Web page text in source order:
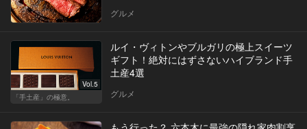
グルメ
Vol.5
「手土産」の極意。
ルイ・ヴィトンやブルガリの極上スイーツ
ギフト！絶対にはずさないハイブランド手
土産4選
グルメ